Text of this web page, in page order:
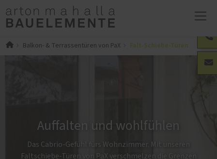
Balkon- & Terrassentüren von PaX Falt-Schiebe-Türen
Auffalten und wohlfühlen
Das Cabrio-Gefühl fürs Wohnzimmer. Mit unseren
Faltschiebe-Türen von PaX verschmelzen die Grenzen